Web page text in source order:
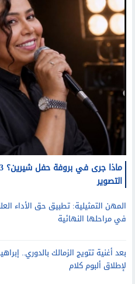
التصوير
في مراحلها النهائية
لإطلاق ألبوم كلام